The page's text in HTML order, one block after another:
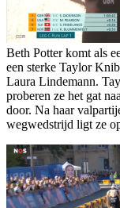
Beth Potter komt als
een sterke Taylor
Laura Lindemann.
proberen ze het gat
door. Na haar
wegwedstrijd ligt ze